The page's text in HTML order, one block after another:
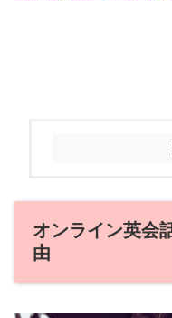
オンライン英会
由